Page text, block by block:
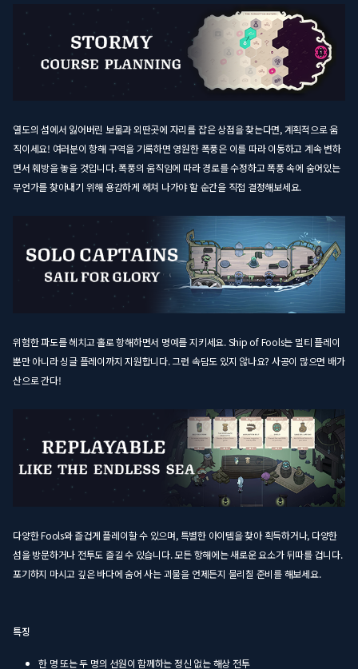
열도의 섬에서 잃어버린 보물과 외딴곳에 자리를 잡은 상점을 찾는다면, 계획적으로 움
직이세요! 여러분이 항해 구역을 기록하면 영원한 폭풍은 이를 따라 이동하고 계속 변하
면서 훼방을 놓을 것입니다. 폭풍의 움직임에 따라 경로를 수정하고 폭풍 속에 숨어있는
무언가를 찾아내기 위해 용감하게 헤쳐 나가야 할 순간을 직접 결정해보세요.
위험한 파도를 헤치고 홀로 항해하면서 명예를 지키세요. Ship of Fools는 멀티 플레이
뿐만 아니라 싱글 플레이까지 지원합니다. 그런 속담도 있지 않나요? 사공이 많으면 배가
산으로 간다!
다양한 Fools와 즐겁게 플레이할 수 있으며, 특별한 아이템을 찾아 획득하거나, 다양한
섬을 방문하거나 전투도 즐길 수 있습니다. 모든 항해에는 새로운 요소가 뒤따를 겁니다.
포기하지 마시고 깊은 바다에 숨어 사는 괴물을 언제든지 물리칠 준비를 해보세요.
특징
한 명 또는 두 명의 선원이 함께하는 정신 없는 해상 전투